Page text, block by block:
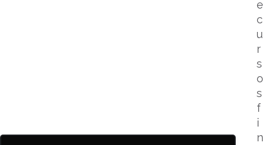
e
c
u
r
s
o
s
f
i
n